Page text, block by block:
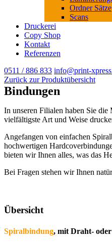
Ordner Sätze
Scans
Druckerei
Copy Shop
Kontakt
Referenzen
0511 / 886 833 info@print-
Zurück zur Produktübersicht
Bindungen
In unseren Filialen haben Sie
vielfältigste Art und Weise
Angefangen von einfachen
hochwertigen
bieten wir Ihnen alles, was das
Bei Fragen stehen wir Ihnen
Übersicht
Spiralbindung, mit Draht-